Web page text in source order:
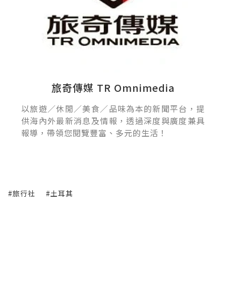
旅奇傳媒 TR Omnimedia
以旅遊／休閒／美食／品味為本的新聞平台，提
供海內外最新消息及情報，透過深度與廣度兼具
報導，帶領您閱覽豐富、多元的生活！
#旅行社 #土耳其